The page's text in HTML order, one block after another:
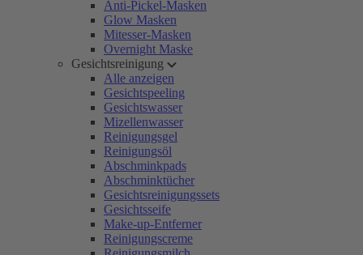
Anti-Pickel-Masken
Glow Masken
Mitesser-Masken
Overnight Maske
Gesichtsreinigung
Alle anzeigen
Gesichtspeeling
Gesichtswasser
Mizellenwasser
Reinigungsgel
Reinigungsöl
Abschminkpads
Abschminktücher
Gesichtsreinigungssets
Gesichtsseife
Make-up-Entferner
Reinigungscreme